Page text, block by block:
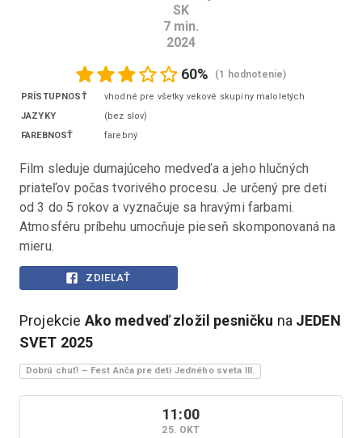
SK
7 min.
2024
60% (1 hodnotenie)
PRÍSTUPNOSŤ
vhodné pre všetky vekové skupiny maloletých
JAZYKY
(bez slov)
FAREBNOSŤ
farebný
Film sleduje dumajúceho medveďa a jeho hlučných
priateľov počas tvorivého procesu. Je určený pre deti
od 3 do 5 rokov a vyznačuje sa hravými farbami.
Atmosféru príbehu umocňuje pieseň skomponovaná na
mieru.
ZDIEĽAŤ
Projekcie Ako medveď zložil pesničku na JEDEN
SVET 2025
Dobrú chuť! – Fest Anča pre deti Jedného sveta III.
11:00
25. OKT